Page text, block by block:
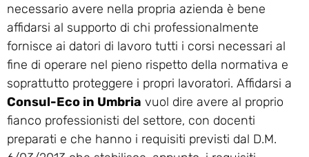
necessario avere nella propria azienda è bene
affidarsi al supporto di chi professionalmente
fornisce ai datori di lavoro tutti i corsi necessari al
fine di operare nel pieno rispetto della normativa e
soprattutto proteggere i propri lavoratori. Affidarsi a
Consul-Eco in Umbria vuol dire avere al proprio
fianco professionisti del settore, con docenti
preparati e che hanno i requisiti previsti dal D.M.